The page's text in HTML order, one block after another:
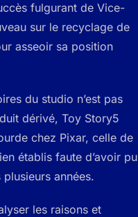
fulgurant de Vice-
sur le recyclage de
asseoir sa position
du studio n’est pas
dérivé, Toy Story5
chez Pixar, celle de
établis faute d’avoir pu
années.
les raisons et